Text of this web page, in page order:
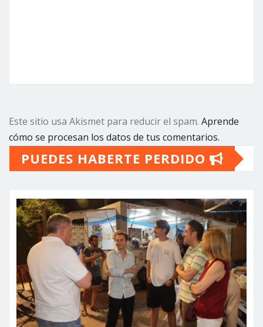
Este sitio usa Akismet para reducir el spam. Aprende
cómo se procesan los datos de tus comentarios.
PUEDES HABERTE PERDIDO